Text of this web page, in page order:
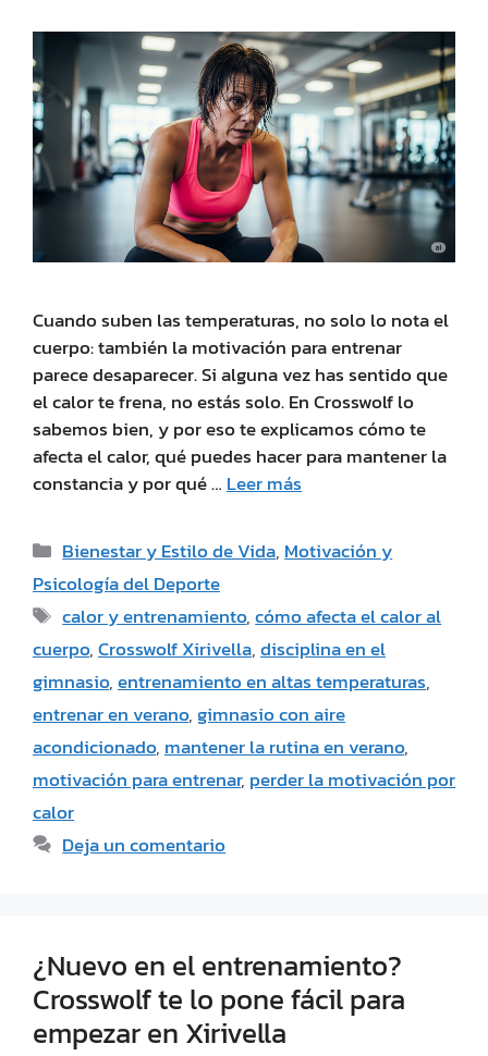
Cuando suben las temperaturas, no solo lo nota el
cuerpo: también la motivación para entrenar
parece desaparecer. Si alguna vez has sentido que
el calor te frena, no estás solo. En Crosswolf lo
sabemos bien, y por eso te explicamos cómo te
afecta el calor, qué puedes hacer para mantener la
constancia y por qué … Leer más
Bienestar y Estilo de Vida, Motivación y
Psicología del Deporte
calor y entrenamiento,cómo afecta el calor al
cuerpo,Crosswolf Xirivella,disciplina en el
gimnasio,entrenamiento en altas temperaturas,
entrenar en verano,gimnasio con aire
acondicionado, mantener la rutina en verano,
motivación para entrenar, perder la motivación por
calor
Deja un comentario
¿Nuevo en el entrenamiento?
Crosswolf te lo pone fácil para
empezar en Xirivella